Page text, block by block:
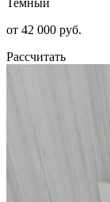
от 42 000 руб.
Рассчитать